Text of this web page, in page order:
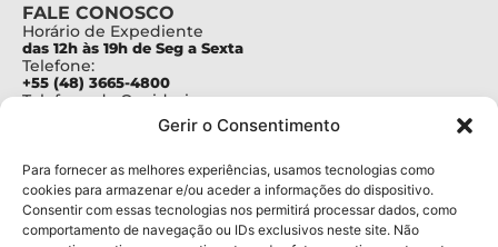
Gerir o Consentimento
Para fornecer as melhores experiências, usamos tecnologias como
cookies para armazenar e/ou aceder a informações do dispositivo.
Consentir com essas tecnologias nos permitirá processar dados, como
comportamento de navegação ou IDs exclusivos neste site. Não
FALE CONOSCO
Horário de Expediente
das 12h às 19h de Seg a Sexta
Telefone:
+55 (48) 3665-4800
Telefone da Ouvidoria
Para assuntos relacionados à Pesquisa
pesquisa@fapesc.sc.gov.br
Para assuntos relacionados à Inovação
inovacao@fapesc.sc.gov.br
Para assuntos relacionados à Bolsas